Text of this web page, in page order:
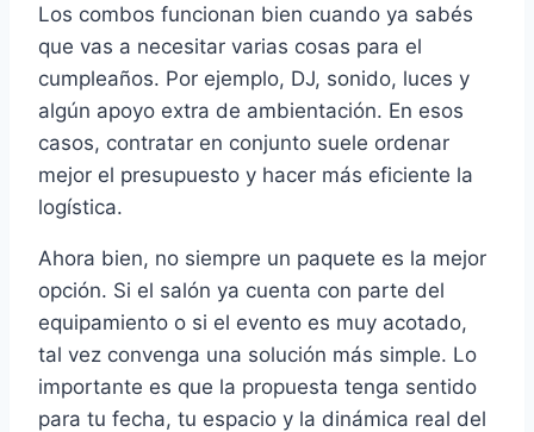
Los combos funcionan bien cuando ya sabés
que vas a necesitar varias cosas para el
cumpleaños. Por ejemplo, DJ, sonido, luces y
algún apoyo extra de ambientación. En esos
casos, contratar en conjunto suele ordenar
mejor el presupuesto y hacer más eficiente la
logística.
Ahora bien, no siempre un paquete es la mejor
opción. Si el salón ya cuenta con parte del
equipamiento o si el evento es muy acotado,
tal vez convenga una solución más simple. Lo
importante es que la propuesta tenga sentido
para tu fecha, tu espacio y la dinámica real del